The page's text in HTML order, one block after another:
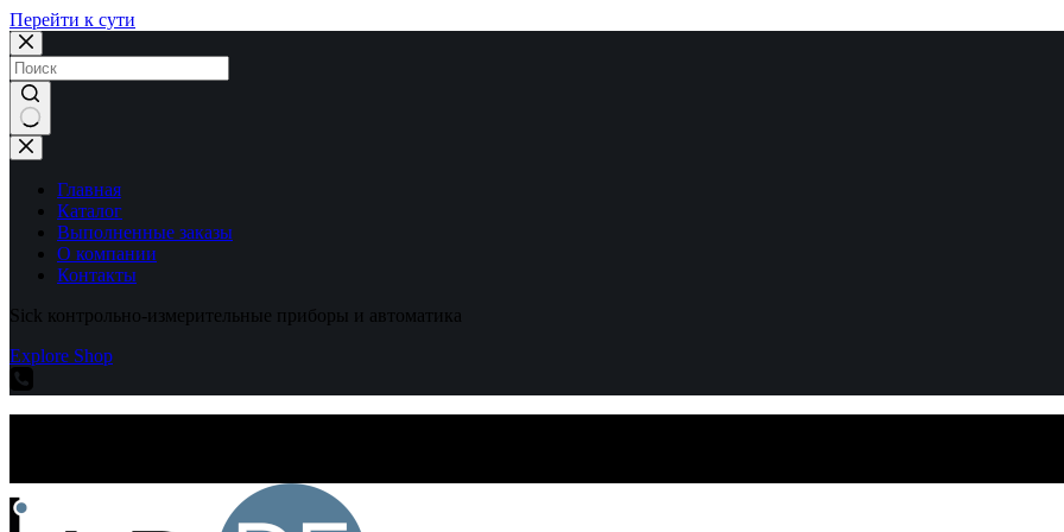
Перейти к сути
Ничего
не
найденоГлавная
Каталог
Выполненные заказы
О компании
Контакты
Sick контрольно-измерительные приборы и автоматика
Explore Shop